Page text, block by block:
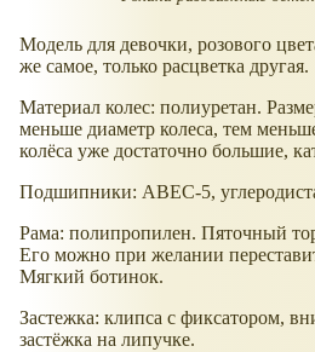
Модель для девочки, розового
же самое, только расцветка другая.
Материал колес: полиуретан.
меньше диаметр колеса, тем
колёса уже достаточно большие,
Подшипники: ABEC-5,
Рама: полипропилен. Пяточный
Его можно при желании
Мягкий ботинок.
Застежка: клипса с фиксатором,
застёжка на липучке.